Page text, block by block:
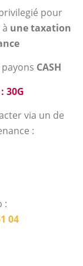
pour
une taxation
CASH
30G
via un de
:
:
04